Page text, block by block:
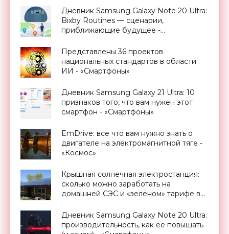
Дневник Samsung Galaxy Note 20 Ultra:
Bixby Routines — сценарии,
приближающие будущее -
Представлены 36 проектов
национальных стандартов в области
ИИ - «Смартфоны»
Дневник Samsung Galaxy 21 Ultra: 10
признаков того, что вам нужен этот
смартфон - «Смартфоны»
EmDrive: все что вам нужно знать о
двигателе на электромагнитной тяге -
«Космос»
Крышная солнечная электростанция:
сколько можно заработать на
домашней СЭС и «зеленом» тарифе в
Дневник Samsung Galaxy Note 20 Ultra:
производительность, как ее повышать